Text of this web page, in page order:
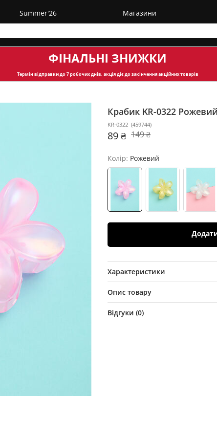
Summer'26 Магазини
ФІНАЛЬНІ ЗНИЖКИ
Термін відправкидо 7 робочих днів, акція діє до закінчення акційних товарів
Крабик KR-0322 Рожевий
KR-0322 (459744)
89 ₴ 149 ₴
Колір: Рожевий
Характеристики
Опис товару
Відгуки (0)